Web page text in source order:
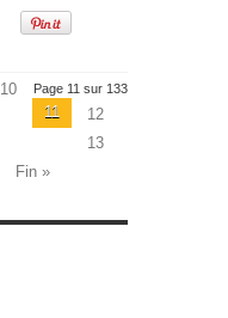
Page 11 sur 133
10
11
12
13
Fin »